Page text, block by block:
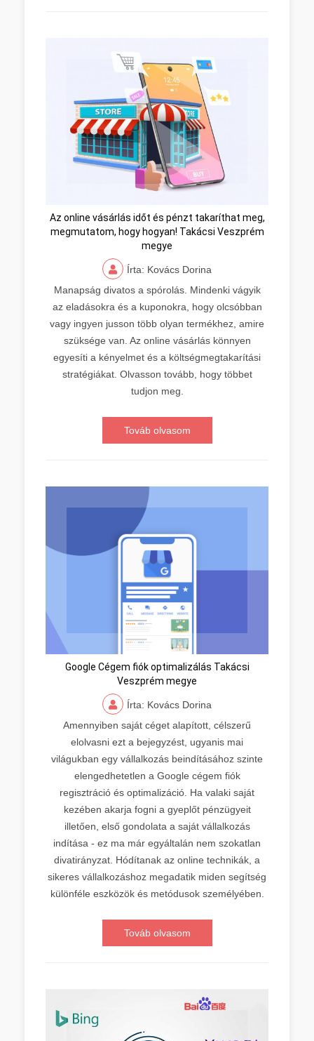
Az online vásárlás időt és pénzt takaríthat meg,
megmutatom, hogy hogyan! Takácsi Veszprém
megye
Írta: Kovács Dorina
Manapság divatos a spórolás. Mindenki vágyik
az eladásokra és a kuponokra, hogy olcsóbban
vagy ingyen jusson több olyan termékhez, amire
szüksége van. Az online vásárlás könnyen
egyesíti a kényelmet és a költségmegtakarítási
stratégiákat. Olvasson tovább, hogy többet
tudjon meg.
Továb olvasom
Google Cégem fiók optimalizálás Takácsi
Veszprém megye
Írta: Kovács Dorina
Amennyiben saját céget alapított, célszerű
elolvasni ezt a bejegyzést, ugyanis mai
világukban egy vállalkozás beindításához szinte
elengedhetetlen a Google cégem fiók
regisztráció és optimalizáció. Ha valaki saját
kezében akarja fogni a gyeplőt pénzügyeit
illetően, első gondolata a saját vállalkozás
indítása - ez ma már egyáltalán nem szokatlan
divatirányzat. Hódítanak az online technikák, a
sikeres vállalkozáshoz megadatik miden segítség
különféle eszközök és metódusok személyében.
Továb olvasom